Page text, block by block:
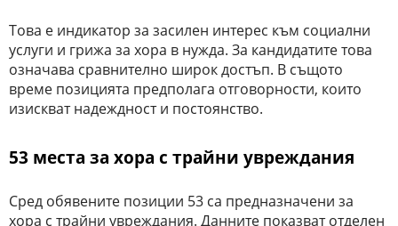
Това е индикатор за засилен интерес към социални
услуги и грижа за хора в нужда. За кандидатите това
означава сравнително широк достъп. В същото
време позицията предполага отговорности, които
изискват надеждност и постоянство.
53 места за хора с трайни увреждания
Сред обявените позиции 53 са предназначени за
хора с трайни увреждания. Данните показват отделен